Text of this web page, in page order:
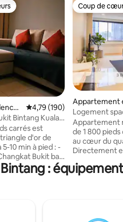
⋅
Évaluation moyenne sur la
4,79 (190)
Bintang Kuala
carrés est
d'or de
Bukit bar
cuisine locale -
& LRT
Coup de
Coup de
Appartement
⋅ Bukit Bintang
Logement
Prime Pavilion
Appartement
de 1 800
au cœur du
Directement
et parfait
Chambre
salle de bain attenante
: